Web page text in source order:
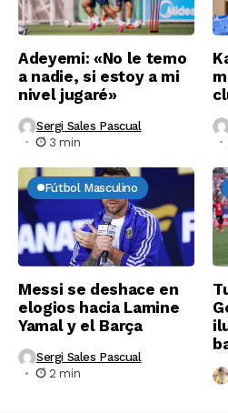
Adeyemi: «No le temo
a nadie, si estoy a mi
nivel jugaré»
Sergi Sales Pascual
3 min
Fútbol Masculino
Messi se deshace en
elogios hacia Lamine
Yamal y el Barça
Sergi Sales Pascual
2 min